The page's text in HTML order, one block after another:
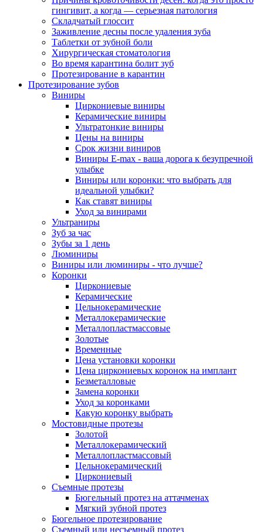
гингивит, а когда — серьезная патология
Складчатый глоссит
Заживление десны после удаления зуба
Таблетки от зубной боли
Хирургическая стоматология
Во время карантина болит зуб
Протезирование в карантин
Протезирование зубов
Виниры
Циркониевые виниры
Керамические виниры
Ультратонкие виниры
Цены на виниры
Срок жизни виниров
Виниры E-max - ваша дорога к безупречной
улыбке
Виниры или коронки: что выбрать для
идеальной улыбки?
Как ставят виниры
Уход за винирами
Ультраниры
Зуб за час
Зубы за 1 день
Люминиры
Виниры или люминиры - что лучше?
Коронки
Циркониевые
Керамические
Цельнокерамические
Металлокерамические
Металлопластмассовые
Золотые
Временные
Цена установки коронки
Цена циркониевых коронок на имплант
Безметалловые
Замена коронки
Уход за коронками
Какую коронку выбрать
Мостовидные протезы
Золотой
Металлокерамический
Металлопластмассовый
Цельнокерамический
Циркониевый
Съемные протезы
Бюгельный протез на аттачменах
Мягкий зубной протез
Бюгельное протезирование
Съемный или несъемный протез